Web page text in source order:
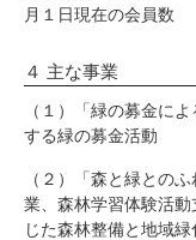
月１日現在の会員数
４ 主な事業
（１）「緑の募金に
する緑の募金活動
（２）「森と緑との
業、森林学習体験活
じた森林整備と地域緑